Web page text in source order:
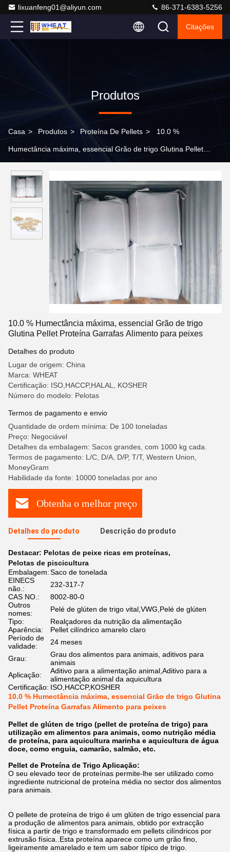
lixuanfeng01@aliyun.com 86-371-6383-5256
Citações
Produtos
Casa > Produtos > Proteína De Pellets > 10.0 %
Humectância máxima, essencial Grão de trigo Glutina Pellet
10.0 % Humectância máxima, essencial Grão de trigo
Glutina Pellet Proteína Garrafas Alimento para peixes
Detalhes do produto
Lugar de origem: China
Marca: WHEAT
Certificação: ISO,HACCP,HALAL, KOSHER
Número do modelo: Pelotas
Termos de pagamento e envio
Quantidade de ordem mínima: De 100 toneladas
Preço: Negociável
Detalhes da embalagem: Sacos grandes, com 1000 kg cada.
Termos de pagamento: L/C, D/A, D/P, T/T, Western Union,
MoneyGram
Habilidade da fonte: 10000 toneladas por ano
Obtenha o melhor preço
Detalhes do produto Descrição do produto
Destacar: Pelotas de peixe ricas em proteínas,
Pelotas de piscicultura
Embalagem:Saco de tonelada
EINECS
não.:
232-317-7
CAS NO.:
8002-80-0
Outros
nomes:
Pelé de glúten de trigo vital,VWG,Pelé de glúten
Tipo:
Realçadores da nutrição da alimentação
Aparência:
Pellet cilíndrico amarelo claro
Período de
validade:
24 meses
Grau:
Grau dos alimentos para animais, aditivos para
animais
Aplicação:
Aditivo para a alimentação animal,Aditivo para a
alimentação animal da aquicultura
Certificação: ISO,HACCP,KOSHER
10.0 % Humectância máxima, essencial Grão de trigo Glutina
Pellet Proteína Garrafas Alimento para peixes
Pellet de glúten de trigo (pellet de proteína de trigo) para
utilização em alimentos para animais, como nutrição média
de proteína, para aquicultura marinha e aquicultura de água
doce, como enguia, camarão, salmão, etc.
Pellet de Proteína de Trigo Aplicação:
O seu elevado teor de proteínas permite-lhe ser utilizado como
ingrediente nutricional de proteína média no sector dos alimentos
para animais.
O pellete de proteína de trigo é um glúten de trigo essencial para
a produção de alimentos para animais, obtido por extracção
física a partir de trigo e transformado em pellets cilíndricos por
extrusão física..Esta proteína aparece como um grão fino,
ligeiramente amarelado e tem um sabor típico de trigo.